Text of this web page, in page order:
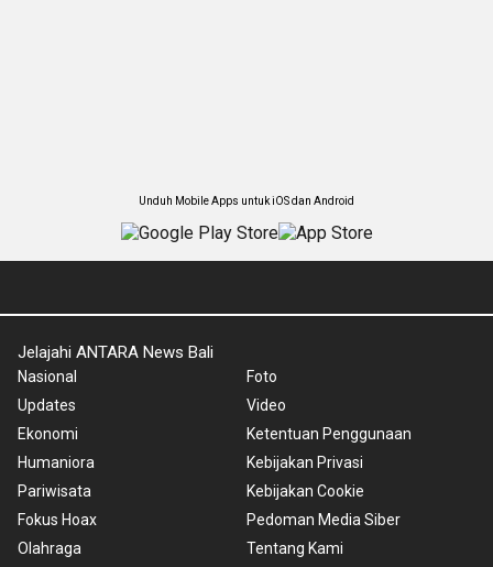
Unduh Mobile Apps untuk iOS dan Android
Jelajahi ANTARA News Bali
Nasional
Updates
Ekonomi
Humaniora
Pariwisata
Fokus Hoax
Olahraga
Foto
Video
Ketentuan Penggunaan
Kebijakan Privasi
Kebijakan Cookie
Pedoman Media Siber
Tentang Kami